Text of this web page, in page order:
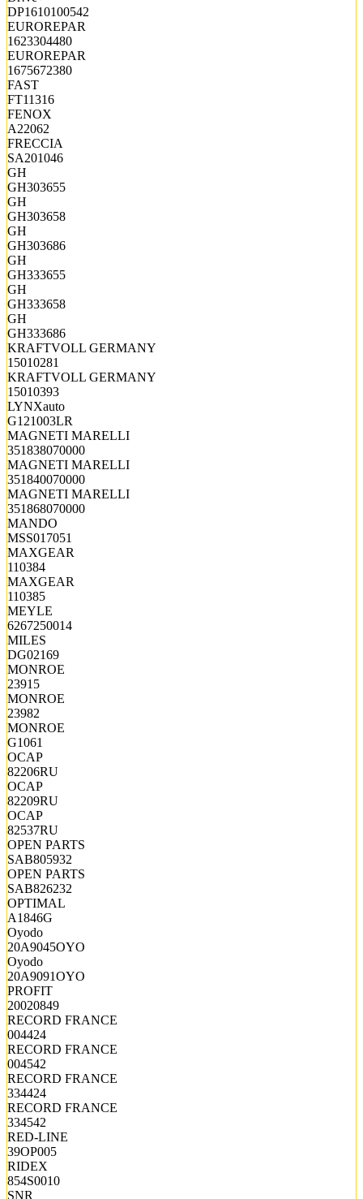
DP1610100542
EUROREPAR
1623304480
EUROREPAR
1675672380
FAST
FT11316
FENOX
A22062
FRECCIA
SA201046
GH
GH303655
GH
GH303658
GH
GH303686
GH
GH333655
GH
GH333658
GH
GH333686
KRAFTVOLL GERMANY
15010281
KRAFTVOLL GERMANY
15010393
LYNXauto
G121003LR
MAGNETI MARELLI
351838070000
MAGNETI MARELLI
351840070000
MAGNETI MARELLI
351868070000
MANDO
MSS017051
MAXGEAR
110384
MAXGEAR
110385
MEYLE
6267250014
MILES
DG02169
MONROE
23915
MONROE
23982
MONROE
G1061
OCAP
82206RU
OCAP
82209RU
OCAP
82537RU
OPEN PARTS
SAB805932
OPEN PARTS
SAB826232
OPTIMAL
A1846G
Oyodo
20A9045OYO
Oyodo
20A9091OYO
PROFIT
20020849
RECORD FRANCE
004424
RECORD FRANCE
004542
RECORD FRANCE
334424
RECORD FRANCE
334542
RED-LINE
39OP005
RIDEX
854S0010
SNR